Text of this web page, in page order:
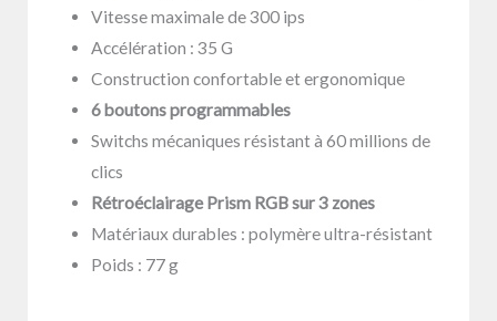
Vitesse maximale de 300 ips
Accélération : 35 G
Construction confortable et ergonomique
6 boutons programmables
Switchs mécaniques résistant à 60 millions de
clics
Rétroéclairage Prism RGB sur 3 zones
Matériaux durables : polymère ultra-résistant
Poids : 77 g